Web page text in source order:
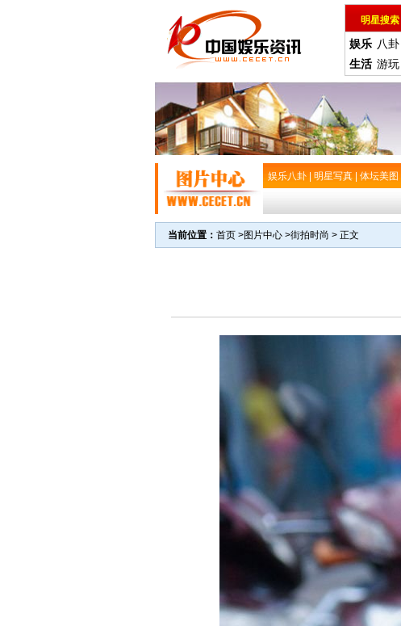
明星搜索
娱乐 八卦
生活 游玩
娱乐八卦 明星写真 体坛美图
当前位置： 首页 >图片中心 >街拍时尚 > 正文